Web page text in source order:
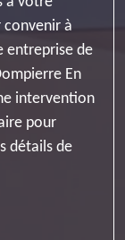
à
entreprise de
En
intervention
pour
détails de